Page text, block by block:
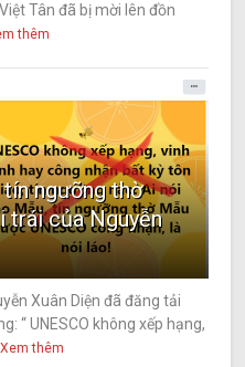
Tân đã bị mời lên đồn
thêm
tín ngưỡng thờ
trái của Nguyễn
Xuân Diện đã đăng tải
“ UNESCO không xếp hạng,
Xem thêm